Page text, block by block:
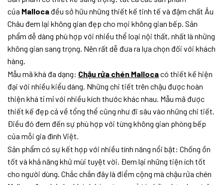
của Malloca đều sở hữu những thiết kế tinh tế và đậm chất Âu
Châu đem lại không gian đẹp cho mọi không gian bếp. Sản
phẩm dễ dàng phù hợp với nhiều thể loại nội thất, nhất là những
không gian sang trọng. Nên rất dễ đưa ra lựa chọn đối với khách
hàng.
Mẫu mã khá đa dạng: Chậu rửa chén Mallocacó thiết kế hiện
đại với nhiều kiểu dáng. Những chi tiết trên chậu được hoàn
thiện khá tỉ mỉ với nhiều kích thước khác nhau. Mẫu mã được
thiết kế đẹp cả về tổng thể cũng như đi sâu vào những chi tiết.
Điều đó đem đến sự phù hợp với từng không gian phòng bếp
của mỗi gia đình Việt.
Sản phẩm có sự kết hợp với nhiều tính năng nổi bật: Chống ồn
tốt và khả năng khử mùi tuyệt vời. Đem lại những tiện ích tốt
cho người dùng. Chắc chắn đây là điểm cộng mà chậu rửa chén